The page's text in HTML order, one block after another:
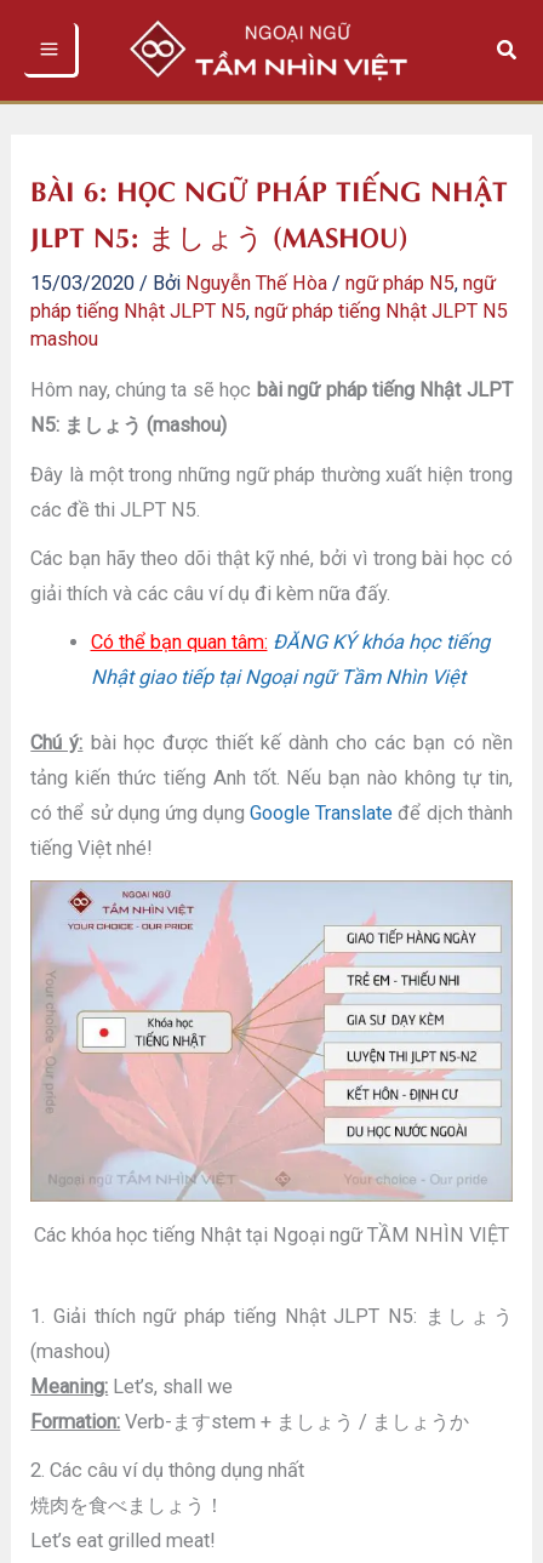
Tìm
BÀI 6: HỌC NGỮ PHÁP TIẾNG NHẬT
JLPT N5: ましょう (MASHOU)
15/03/2020 / Bởi Nguyễn Thế Hòa /ngữ pháp N5,ngữ
pháp tiếng Nhật JLPT N5,ngữ pháp tiếng Nhật JLPT N5
mashou
Hôm nay, chúng ta sẽ học bài ngữ pháp tiếng Nhật JLPT
N5: ましょう (mashou)
Đây là một trong những ngữ pháp thường xuất hiện trong
các đề thi JLPT N5.
Các bạn hãy theo dõi thật kỹ nhé, bởi vì trong bài học có
giải thích và các câu ví dụ đi kèm nữa đấy.
Có thể bạn quan tâm: ĐĂNG KÝ khóa học tiếng
Nhật giao tiếp tại Ngoại ngữ Tầm Nhìn Việt
Chú ý: bài học được thiết kế dành cho các bạn có nền
tảng kiến thức tiếng Anh tốt. Nếu bạn nào không tự tin,
có thể sử dụng ứng dụngGoogle Translate để dịch thành
tiếng Việt nhé!
Các khóa học tiếng Nhật tại Ngoại ngữ TẦM NHÌN VIỆT
1. Giải thích ngữ pháp tiếng Nhật JLPT N5: ましょう
(mashou)
Meaning: Let’s, shall we
Formation: Verb-ますstem + ましょう / ましょうか
2. Các câu ví dụ thông dụng nhất
焼肉を食べましょう！
Let’s eat grilled meat!